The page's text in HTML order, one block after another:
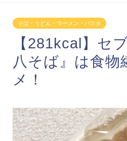
そば・うどん・ラーメン・パスタ
【281kcal】セ
八そば』は食
メ！